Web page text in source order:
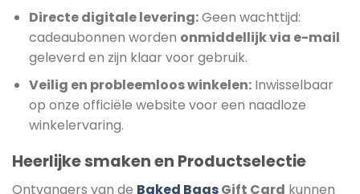
Directe digitale levering:Geen wachttijd:
cadeaubonnen worden onmiddellijk via e-mail
geleverd en zijn klaar voor gebruik.
Veilig en probleemloos winkelen:Inwisselbaar
op onze officiële website voor een naadloze
winkelervaring.
Heerlijke smaken en Productselectie
Ontvangers van de Baked BagsGift Card kunnen